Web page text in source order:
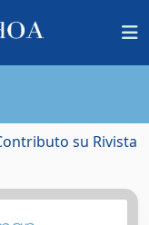
su Rivista